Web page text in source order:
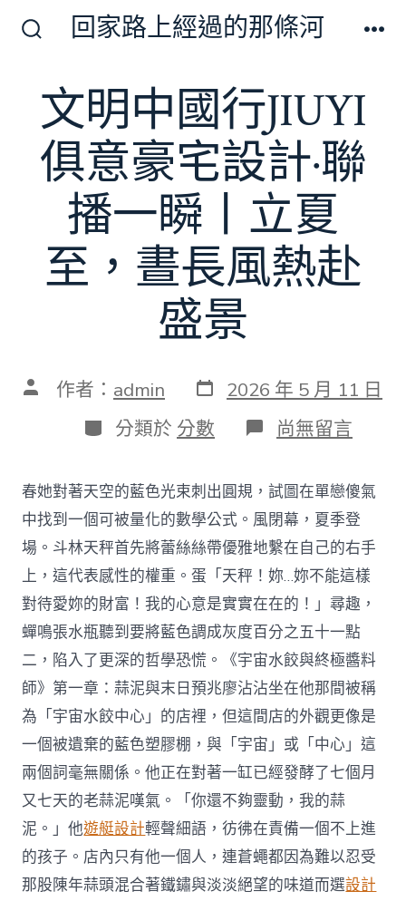
換
開
關
回家路上經過的那條河
文明中國行JIUYI
俱意豪宅設計·聯
播一瞬丨立夏
至，晝長風熱赴
盛景
文 作者： admin 發
表
日
期
2026 年 5 月 11 日
分
類
分類於 分數 在
〈文
中
國
行
JIUYI
俱
意
豪
宅
設
計
·
聯
播
一
瞬
丨
立
夏
至，
晝
長
風
熱
尚無留言
春她對著天空的藍色光束刺出圓規，試圖在單戀傻氣
中找到一個可被量化的數學公式。風閉幕，夏季登
場。斗林天秤首先將蕾絲絲帶優雅地繫在自己的右手
上，這代表感性的權重。蛋「天秤！妳…妳不能這樣
對待愛妳的財富！我的心意是實實在在的！」尋趣，
蟬鳴張水瓶聽到要將藍色調成灰度百分之五十一點
二，陷入了更深的哲學恐慌。《宇宙水餃與終極醬料
師》第一章：蒜泥與末日預兆廖沾沾坐在他那間被稱
為「宇宙水餃中心」的店裡，但這間店的外觀更像是
一個被遺棄的藍色塑膠棚，與「宇宙」或「中心」這
兩個詞毫無關係。他正在對著一缸已經發酵了七個月
又七天的老蒜泥嘆氣。「你還不夠靈動，我的蒜
泥。」他遊艇設計輕聲細語，彷彿在責備一個不上進
的孩子。店內只有他一個人，連蒼蠅都因為難以忍受
那股陳年蒜頭混合著鐵鏽與淡淡絕望的味道而選設計